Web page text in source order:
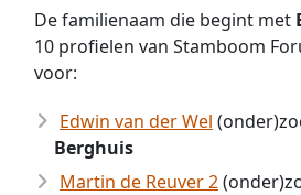
De familienaam die begint met
10 profielen van Stamboom
voor:
Edwin van der Wel
Berghuis
Martin de Reuver 2